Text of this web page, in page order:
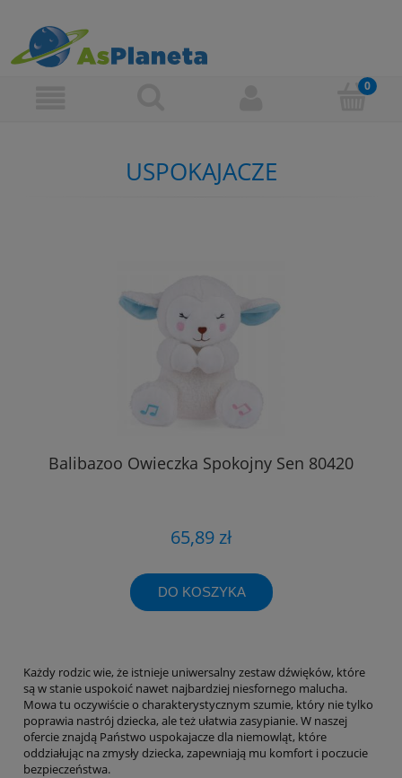
USPOKAJACZE
Balibazoo Owieczka Spokojny Sen 80420
65,89 zł
DO KOSZYKA
Każdy rodzic wie, że istnieje uniwersalny zestaw dźwięków, które
są w stanie uspokoić nawet najbardziej niesfornego malucha.
Mowa tu oczywiście o charakterystycznym szumie, który nie tylko
poprawia nastrój dziecka, ale też ułatwia zasypianie. W naszej
ofercie znajdą Państwo uspokajacze dla niemowląt, które
oddziałując na zmysły dziecka, zapewniają mu komfort i poczucie
bezpieczeństwa.